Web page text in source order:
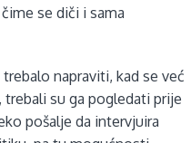
se diči i sama
napraviti, kad se već
su ga pogledati prije
pošalje da intervjuira